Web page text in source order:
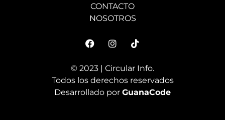
CONTACTO
NOSOTROS
© 2023 | Circular Info.
Todos los derechos reservados
Desarrollado por GuanaCode